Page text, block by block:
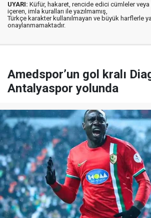
UYARI: Küfür, hakaret, rencide edici cümleler veya
içeren, imla kuralları ile yazılmamış,
Türkçe karakter kullanılmayan ve büyük harflerle
onaylanmamaktadır.
Amedspor’un gol kralı
Antalyaspor yolunda